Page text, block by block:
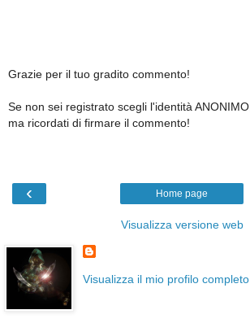
Grazie per il tuo gradito commento!
Se non sei registrato scegli l'identità ANONIMO,
ma ricordati di firmare il commento!
‹ Home page
Visualizza versione web
Visualizza il mio profilo completo